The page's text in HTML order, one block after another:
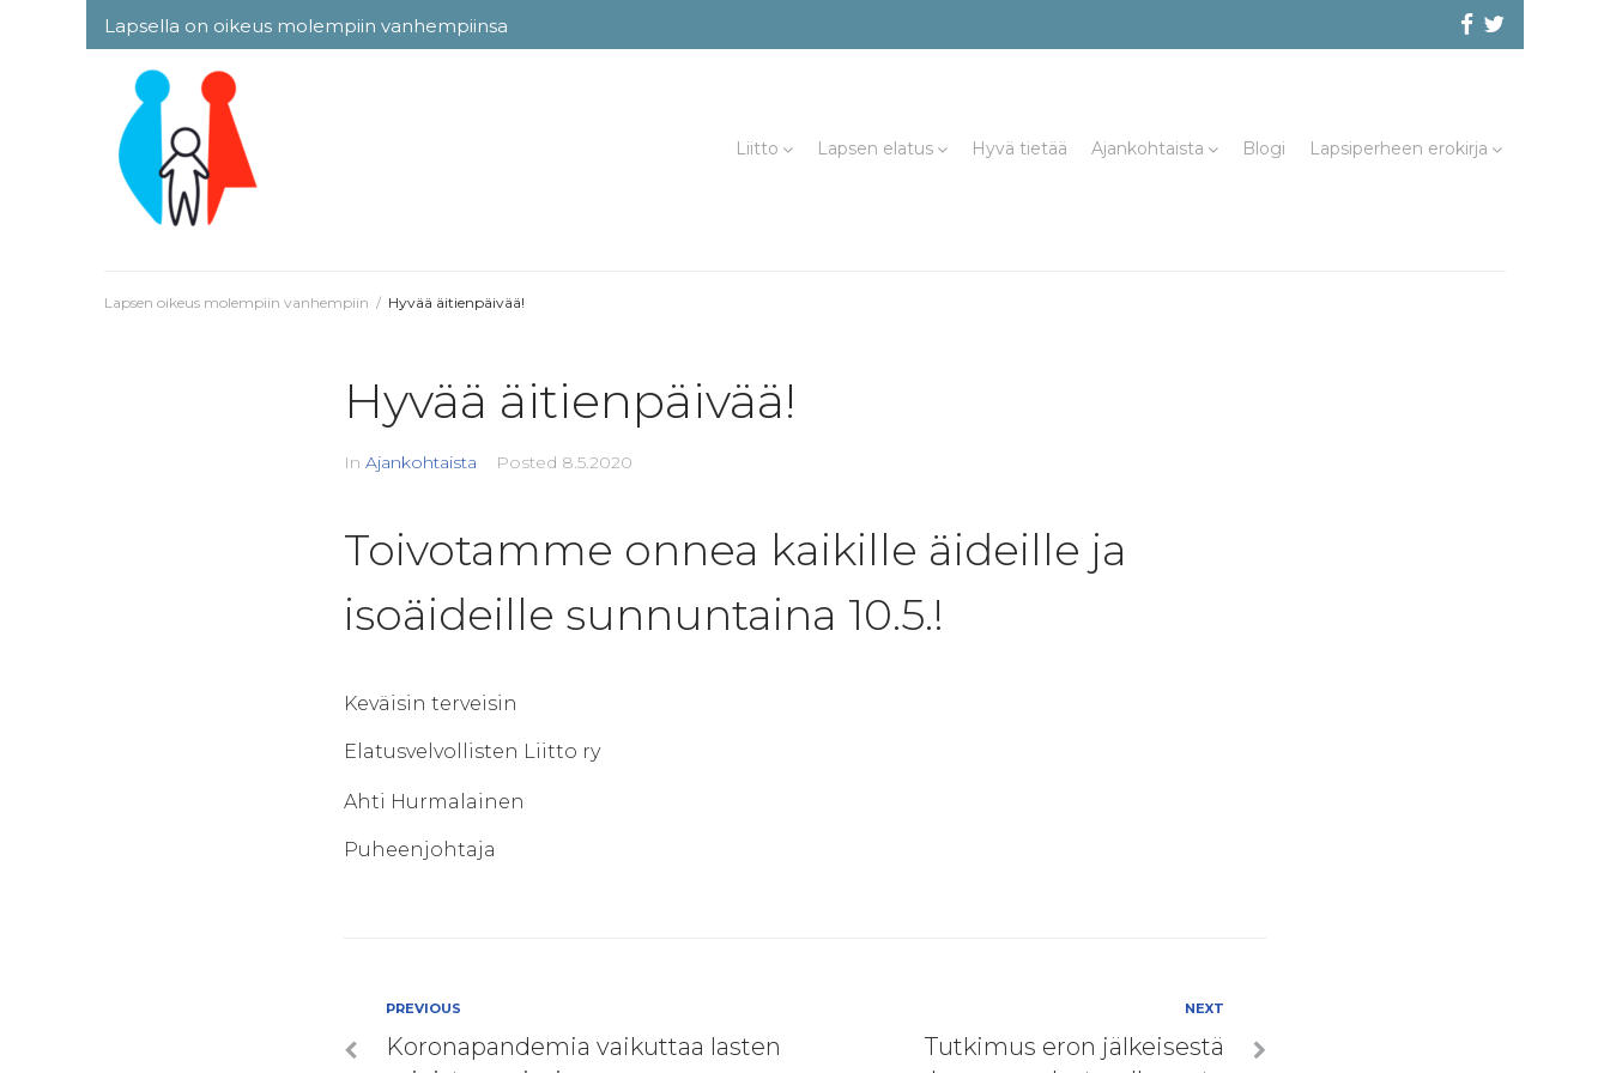
Lapsella on oikeus molempiin vanhempiinsa
Facebook
@evliitto
Liitto Lapsen elatus Hyvä tietää Ajankohtaista Blogi Lapsiperheen erokirja
Lapsen oikeus molempiin vanhempiin / Hyvää äitienpäivää!
Hyvää äitienpäivää!
In Ajankohtaista Posted 8.5.2020
Toivotamme onnea kaikille äideille ja
isoäideille sunnuntaina 10.5.!
Keväisin terveisin
Elatusvelvollisten Liitto ry
Ahti Hurmalainen
Puheenjohtaja
Artikkelien
Previous
PREVIOUS
Koronapandemia vaikuttaa lasten
NEXT
Tutkimus eron jälkeisestä